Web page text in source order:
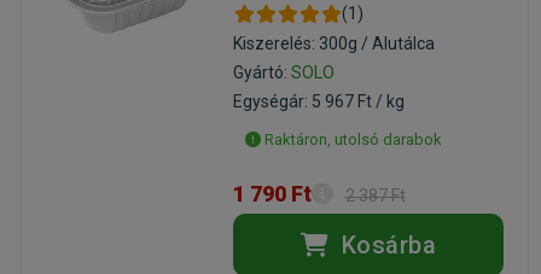
(1)
Kiszerelés: 300g / Alutálca
Gyártó: SOLO
Egységár: 5 967 Ft / kg
Raktáron, utolsó darabok
1 790 Ft 2 387 Ft
Kosárba